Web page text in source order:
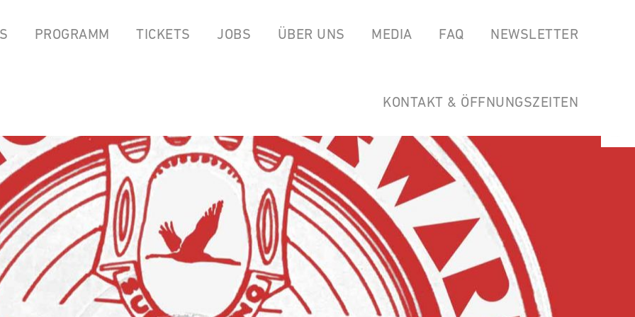
PROGRAMM TICKETS JOBS ÜBER UNS MEDIA FAQ NEWSLETTER
KONTAKT & ÖFFNUNGSZEITEN